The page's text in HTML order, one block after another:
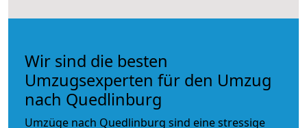
Wir sind die besten
Umzugsexperten für den Umzug
nach Quedlinburg
Umzüge nach Quedlinburg sind eine stressige